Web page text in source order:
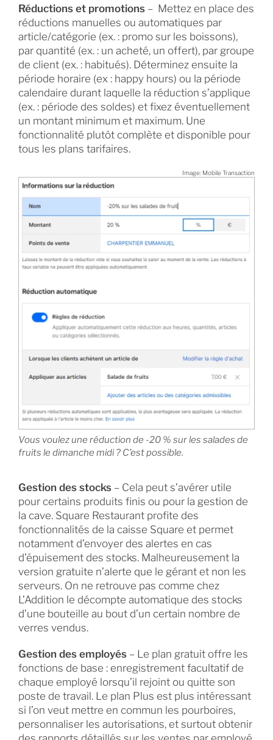
Réductions et promotions– Mettez en place des
réductions manuelles ou automatiques par
article/catégorie (ex. : promo sur les boissons),
par quantité (ex. : un acheté, un offert), par groupe
de client (ex. : habitués). Déterminez ensuite la
période horaire (ex : happy hours) ou la période
calendaire durant laquelle la réduction s’applique
(ex. : période des soldes) et fixez éventuellement
un montant minimum et maximum. Une
fonctionnalité plutôt complète et disponible pour
tous les plans tarifaires.
Image: Mobile Transaction
Vous voulez une réduction de -20 % sur les salades de
fruits le dimanche midi ? C’est possible.
Gestion des stocks – Cela peut s’avérer utile
pour certains produits finis ou pour la gestion de
la cave. Square Restaurant profite des
fonctionnalités de la caisse Square et permet
notamment d’envoyer des alertes en cas
d’épuisement des stocks. Malheureusement la
version gratuite n’alerte que le gérant et non les
serveurs. On ne retrouve pas comme chez
L’Addition le décompte automatique des stocks
d’une bouteille au bout d’un certain nombre de
verres vendus.
Gestion des employés– Le plan gratuit offre les
fonctions de base : enregistrement facultatif de
chaque employé lorsqu’il rejoint ou quitte son
poste de travail. Le plan Plus est plus intéressant
si l’on veut mettre en commun les pourboires,
personnaliser les autorisations, et surtout obtenir